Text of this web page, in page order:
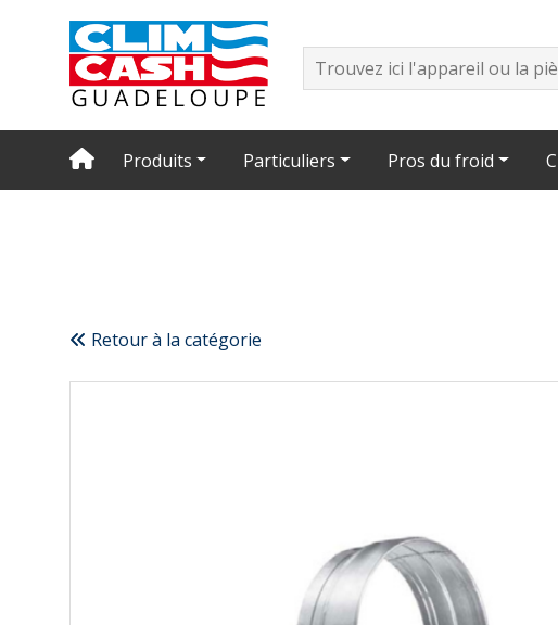
Produits Particuliers Pros du froid
Retour à la catégorie